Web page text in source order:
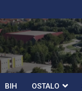
BIH OSTALO